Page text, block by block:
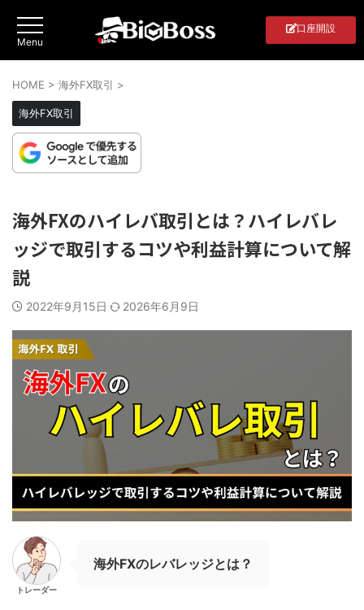
口座開設
HOME > 海外FX取引 >
海外FX取引
海外FXのハイレバ取引とは？ハイレバレ
ッジで取引するコツや利益計算について解
説
2022年9月15日 2026年6月9日
トレーダー
海外FXのレバレッジとは？